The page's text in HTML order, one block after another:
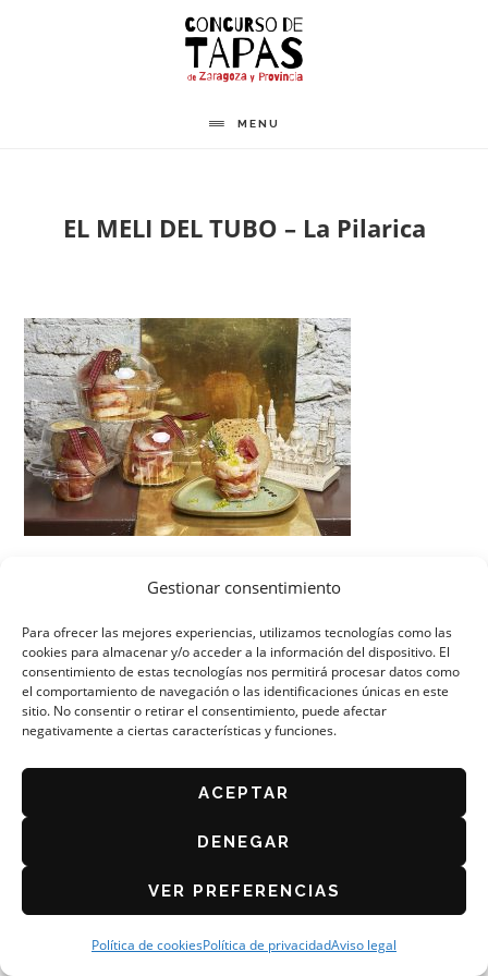
Gestionar consentimiento
Para ofrecer las mejores experiencias, utilizamos tecnologías como las
cookies para almacenar y/o acceder a la información del dispositivo. El
consentimiento de estas tecnologías nos permitirá procesar datos como
el comportamiento de navegación o las identificaciones únicas en este
sitio. No consentir o retirar el consentimiento, puede afectar
negativamente a ciertas características y funciones.
ACEPTAR
DENEGAR
VER PREFERENCIAS
Política de cookiesPolítica de privacidadAviso legal
MENU
EL MELI DEL TUBO – La Pilarica
ORGANIZA: ASOCIACIÓN DE CAFÉS Y BARES DE
ZARAGOZA
AVISO LEGAL
POLÍTICA DE PRIVACIDAD
POLÍTICA DE COOKIES (UE)